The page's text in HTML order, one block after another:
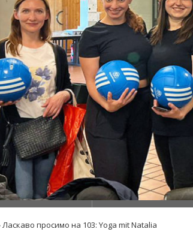
Ласкаво просимо на 103: Yoga mit Natalia